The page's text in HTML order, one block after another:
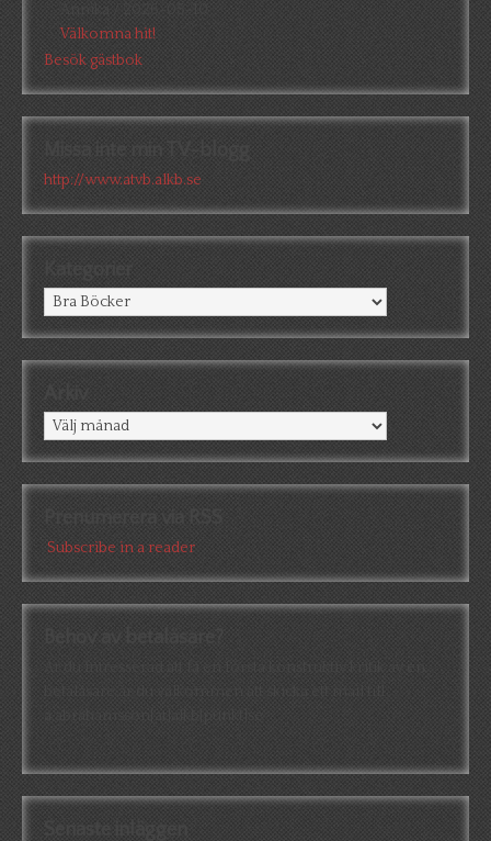
Annika
Välkomna hit!
Besök gästbok
Missa inte min TV-blogg
http://www.atvb.alkb.se
Kategorier
Kategorier
Arkiv
Subscribe in a reader
Är du intresserad att få en första konstruktiv kritik av en
a.abrahamsson[at]alkb[punkt]se